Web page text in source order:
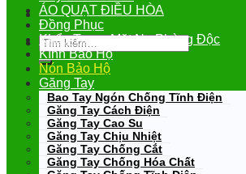
Tìm
kiếm:
ÁO QUẠT ĐIỀU HÒA
Đồng Phục
Khẩu Trang-Mặt Nạ Phòng Độc
Kính Bảo Hộ
Nón Bảo Hộ
Găng Tay
Bao Tay Ngón Chống Tĩnh Điện
Găng Tay Cách Điện
Găng Tay Cao Su
Găng Tay Chịu Nhiệt
Găng Tay Chống Cắt
Găng Tay Chống Hóa Chất